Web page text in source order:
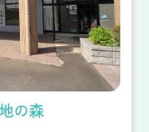
の森